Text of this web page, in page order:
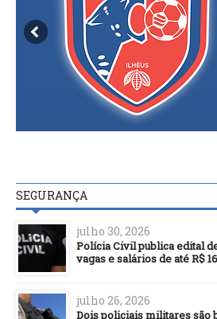
SEGURANÇA
julho 30, 2026
Polícia Civil publica edital
vagas e salários de até R$
julho 26, 2026
Dois policiais militares são